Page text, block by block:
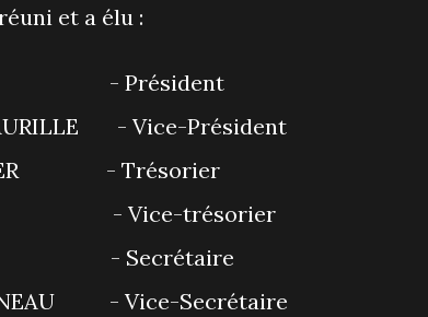
et a élu :
- Président
- Vice-Président
- Trésorier
- Vice-trésorier
- Secrétaire
- Vice-Secrétaire